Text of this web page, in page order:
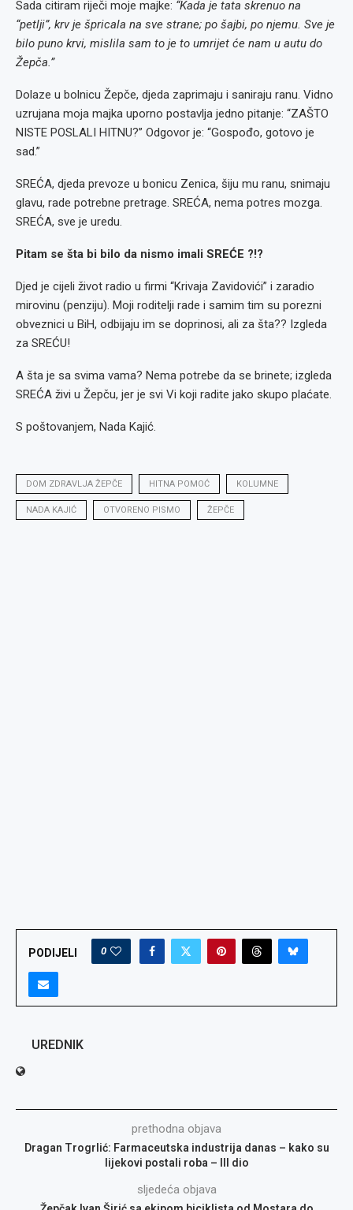
Sada citiram riječi moje majke: “Kada je tata skrenuo na
“petlji”, krv je špricala na sve strane; po šajbi, po njemu. Sve je
bilo puno krvi, mislila sam to je to umrijet će nam u autu do
Žepča.”
Dolaze u bolnicu Žepče, djeda zaprimaju i saniraju ranu. Vidno
uzrujana moja majka uporno postavlja jedno pitanje: “ZAŠTO
NISTE POSLALI HITNU?” Odgovor je: “Gospođo, gotovo je
sad.”
SREĆA, djeda prevoze u bonicu Zenica, šiju mu ranu, snimaju
glavu, rade potrebne pretrage. SREĆA, nema potres mozga.
SREĆA, sve je uredu.
Pitam se šta bi bilo da nismo imali SREĆE ?!?
Djed je cijeli život radio u firmi “Krivaja Zavidovići” i zaradio
mirovinu (penziju). Moji roditelji rade i samim tim su porezni
obveznici u BiH, odbijaju im se doprinosi, ali za šta?? Izgleda
za SREĆU!
A šta je sa svima vama? Nema potrebe da se brinete; izgleda
SREĆA živi u Žepču, jer je svi Vi koji radite jako skupo plaćate.
S poštovanjem, Nada Kajić.
DOM ZDRAVLJA ŽEPČE HITNA POMOĆ KOLUMNE
NADA KAJIĆ OTVORENO PISMO ŽEPČE
PODIJELI 0
UREDNIK
prethodna objava
Dragan Trogrlić: Farmaceutska industrija danas – kako su
lijekovi postali roba – III dio
sljedeća objava